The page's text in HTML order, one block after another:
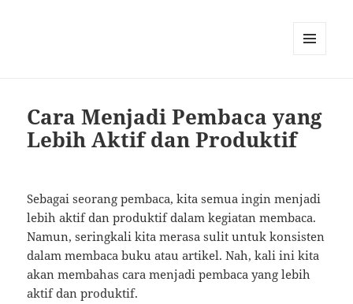
Cara Menjadi Pembaca yang
Lebih Aktif dan Produktif
Sebagai seorang pembaca, kita semua ingin menjadi
lebih aktif dan produktif dalam kegiatan membaca.
Namun, seringkali kita merasa sulit untuk konsisten
dalam membaca buku atau artikel. Nah, kali ini kita
akan membahas cara menjadi pembaca yang lebih
aktif dan produktif.